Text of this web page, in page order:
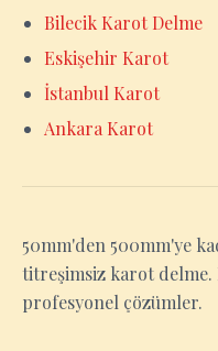
Bilecik Karot Delme
Eskişehir Karot
İstanbul Karot
Ankara Karot
50mm'den 500mm'ye
titreşimsiz karot delme.
profesyonel çözümler.